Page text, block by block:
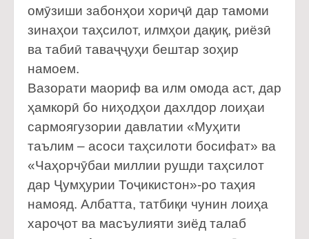
омӯзиши забонҳои хориҷӣ дар тамоми
зинаҳои таҳсилот, илмҳои дақиқ, риёзӣ
ва табиӣ таваҷҷуҳи бештар зоҳир
намоем.
Вазорати маориф ва илм омода аст, дар
ҳамкорӣ бо ниҳодҳои дахлдор лоиҳаи
сармоягузории давлатии «Муҳити
таълим – асоси таҳсилоти босифат» ва
«Чаҳорчӯбаи миллии рушди таҳсилот
дар Ҷумҳурии Тоҷикистон»-ро таҳия
намояд. Албатта, татбиқи чунин лоиҳа
хароҷот ва масъулияти зиёд талаб